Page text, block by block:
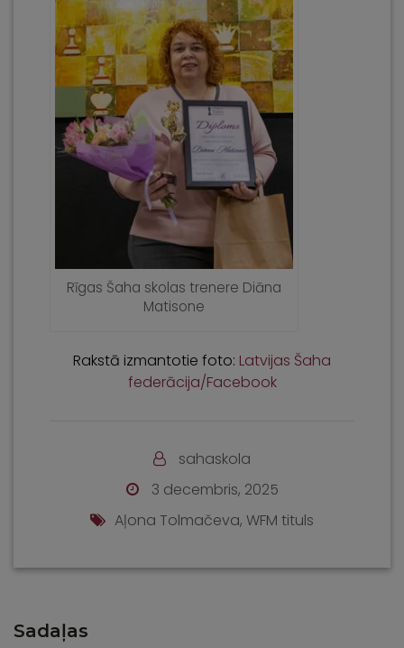
Rīgas Šaha skolas trenere Diāna
Matisone
Rakstā izmantotie foto: Latvijas Šaha
federācija/Facebook
sahaskola
3 decembris, 2025
Aļona Tolmačeva, WFM tituls
Sadaļas